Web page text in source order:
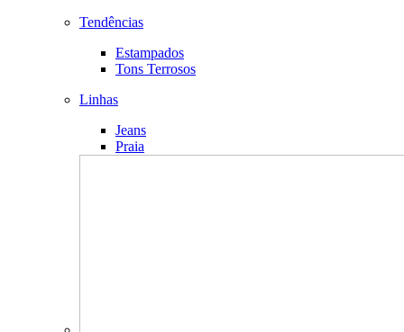
Tendências
Estampados
Tons Terrosos
Linhas
Jeans
Praia